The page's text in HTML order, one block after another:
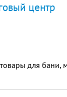
центр
товары для бани,